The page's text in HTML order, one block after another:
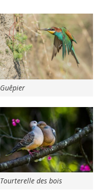
Guêpier
Tourterelle des bois